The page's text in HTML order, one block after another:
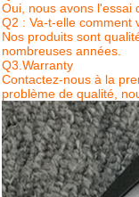
Oui, nous avons l'essai
Q2 : Va-t-elle comment
Nos produits sont
nombreuses années.
Q3.Warranty
Contactez-nous à la
problème de qualité,